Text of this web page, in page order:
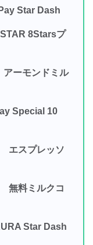
Star Dash
8Starsプ
ーモンドミル
Special 10
エスプレッソ
無料ミルクコ
Star Dash